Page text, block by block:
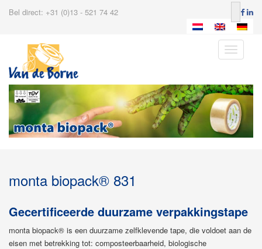
Bel direct: +31 (0)13 - 521 74 42
Toggle
monta biopack® 831
Gecertificeerde duurzame verpakkingstape
monta biopack® is een duurzame zelfklevende tape, die voldoet aan de
eisen met betrekking tot: composteerbaarheid, biologische